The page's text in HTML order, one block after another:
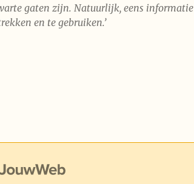
gaten zijn. Natuurlijk, eens informatie
en te gebruiken.’